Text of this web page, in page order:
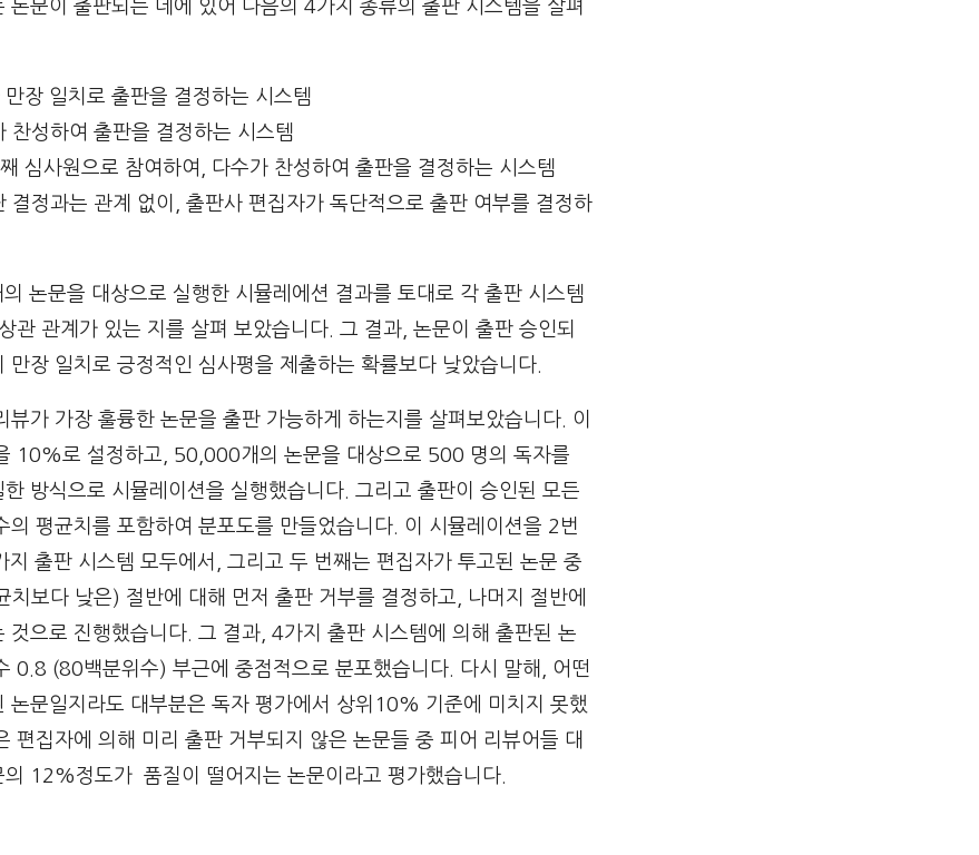
논문이 출판되는 데에 있어 다음의 4가지 종류의 출판 시스템을 살펴
장 일치로 출판을 결정하는 시스템
찬성하여 출판을 결정하는 시스템
심사원으로 참여하여, 다수가 찬성하여 출판을 결정하는 시스템
결정과는 관계 없이, 출판사 편집자가 독단적으로 출판 여부를 결정하
논문을 대상으로 실행한 시뮬레에션 결과를 토대로 각 출판 시스템
관 관계가 있는 지를 살펴 보았습니다. 그 결과, 논문이 출판 승인되
만장 일치로 긍정적인 심사평을 제출하는 확률보다 낮았습니다.
뷰가 가장 훌륭한 논문을 출판 가능하게 하는지를 살펴보았습니다. 이
10%로 설정하고, 50,000개의 논문을 대상으로 500 명의 독자를
방식으로 시뮬레이션을 실행했습니다. 그리고 출판이 승인된 모든
의 평균치를 포함하여 분포도를 만들었습니다. 이 시뮬레이션을 2번
지 출판 시스템 모두에서, 그리고 두 번째는 편집자가 투고된 논문 중
치보다 낮은) 절반에 대해 먼저 출판 거부를 결정하고, 나머지 절반에
것으로 진행했습니다. 그 결과, 4가지 출판 시스템에 의해 출판된 논
0.8 (80백분위수) 부근에 중점적으로 분포했습니다. 다시 말해, 어떤
논문일지라도 대부분은 독자 평가에서 상위10% 기준에 미치지 못했
편집자에 의해 미리 출판 거부되지 않은 논문들 중 피어 리뷰어들 대
의 12%정도가 품질이 떨어지는 논문이라고 평가했습니다.